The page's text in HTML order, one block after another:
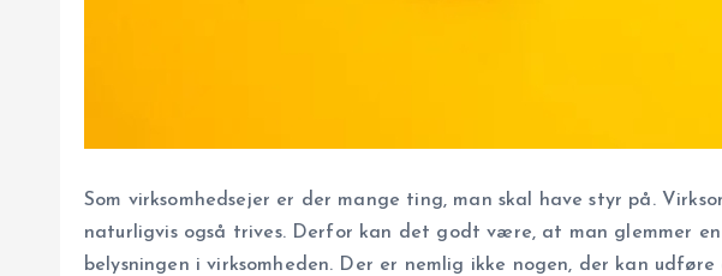
Som virksomhedsejer er der mange ting, man skal have styr på.
naturligvis også trives. Derfor kan det godt være, at man glemmer
belysningen i virksomheden. Der er nemlig ikke nogen, der kan